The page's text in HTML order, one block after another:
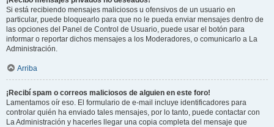
Si está recibiendo mensajes maliciosos u ofensivos de un usuario en
particular, puede bloquearlo para que no le pueda enviar mensajes dentro de
las opciones del Panel de Control de Usuario, puede usar el botón para
informar o reportar dichos mensajes a los Moderadores, o comunicarlo a La
Administración.
Arriba
¡Recibí spam o correos maliciosos de alguien en este foro!
Lamentamos oír eso. El formulario de e-mail incluye identificadores para
controlar quién ha enviado tales mensajes, por lo tanto, puede contactar con
La Administración y hacerles llegar una copia completa del mensaje que